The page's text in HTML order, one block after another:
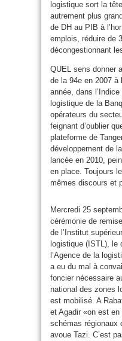
logistique sort la
autrement plus
de DH au PIB à
emplois, réduire de
décongestionnant
QUEL sens donner
de la 94e en 2007 à
année, dans
logistique de la
opérateurs du
feignant d’oublier
plateforme de
développement de
lancée en 2010,
en place. Toujours
mêmes discours et
Mercredi 25
cérémonie de
de l’Institut
logistique (ISTL), le
l’Agence de la
a eu du mal à
foncier nécessaire
national des zones
est mobilisé. A
et Agadir «on est en
schémas régionaux
avoue Tazi. C’est